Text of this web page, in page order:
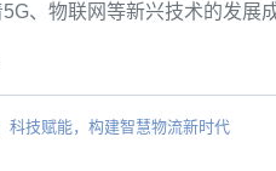
、物联网等新兴技术的发展
科技赋能，构建智慧物流新时代